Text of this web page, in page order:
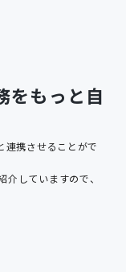
をもっと自
連携させることがで
していますので、